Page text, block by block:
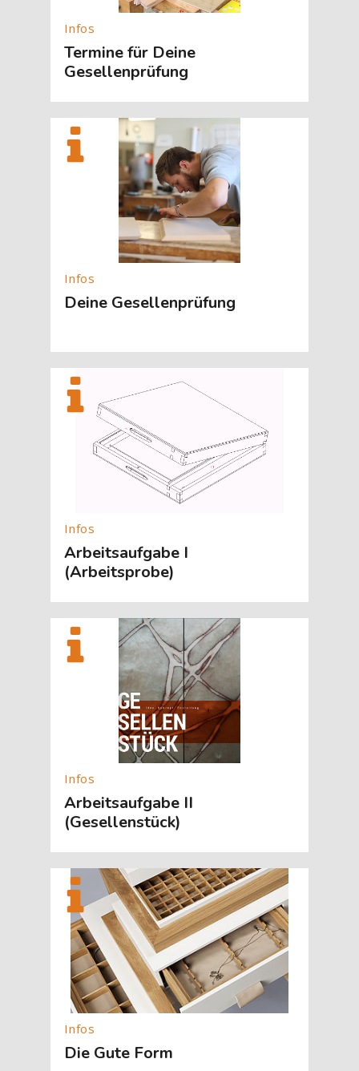
Termine für Deine
Gesellenprüfung
[Cocoon] About (Text with Image) überspringen
Deine Gesellenprüfung
[Cocoon] About (Text with Image) überspringen
Arbeitsaufgabe I
(Arbeitsprobe)
[Cocoon] About (Text with Image) überspringen
Arbeitsaufgabe II
(Gesellenstück)
[Cocoon] About (Text with Image) überspringen
Die Gute Form